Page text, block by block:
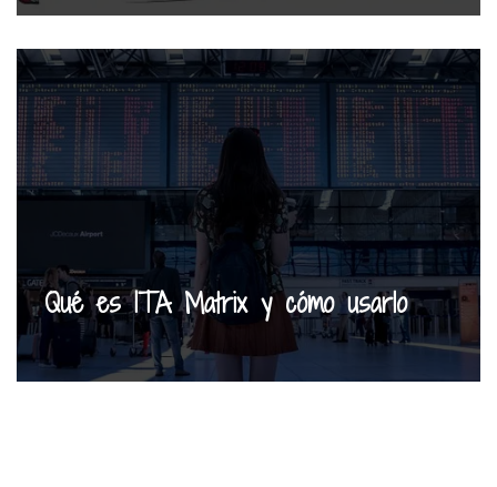
Qué es ITA Matrix y cómo usarlo